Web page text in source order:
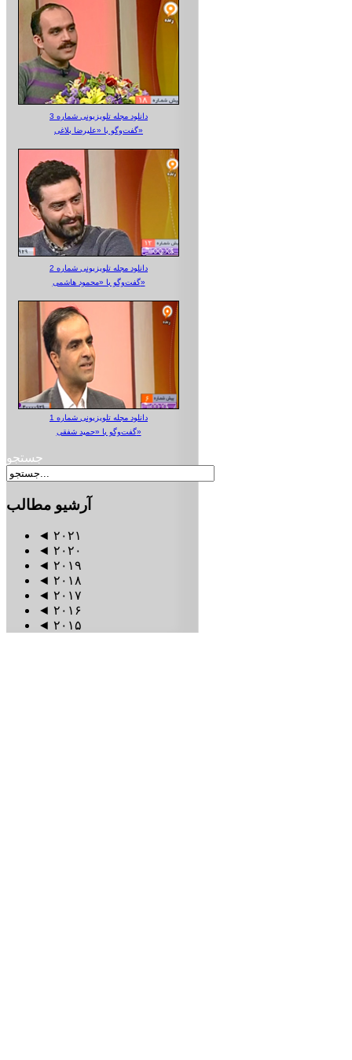
دانلود مجله تلویزیونی شماره 3
گفت‌وگو با «علیرضا بلاغی»
دانلود مجله تلویزیونی شماره 2
گفت‌وگو با «محمود هاشمی»
دانلود مجله تلویزیونی شماره 1
گفت‌وگو با «حمید شفقی»
جستجو
آرشیو مطالب
◄ ۲۰۲۱
◄ ۲۰۲۰
◄ ۲۰۱۹
◄ ۲۰۱۸
◄ ۲۰۱۷
◄ ۲۰۱۶
◄ ۲۰۱۵